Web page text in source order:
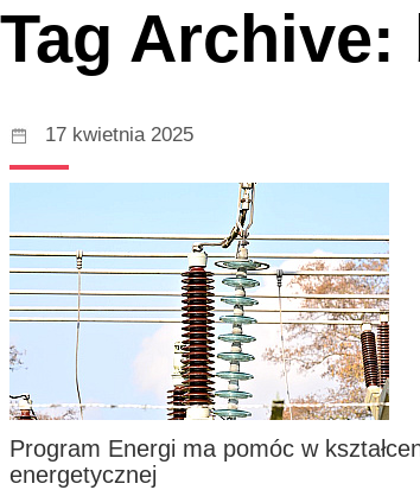
Tag Archive:
17 kwietnia 2025
Program Energi ma pomóc w
energetycznej